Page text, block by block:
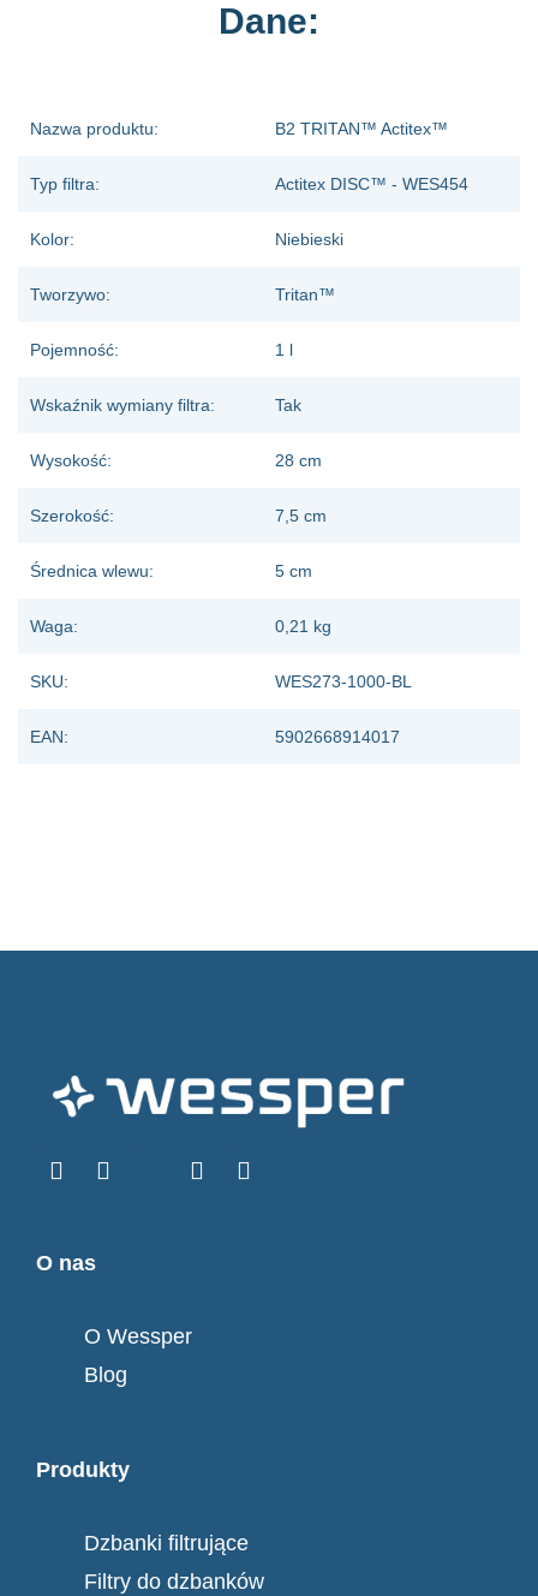
Dane:
Nazwa produktu: B2 TRITAN™ Actitex™
Typ filtra: Actitex DISC™ - WES454
Kolor: Niebieski
Tworzywo: Tritan™
Pojemność: 1 l
Wskaźnik wymiany filtra: Tak
Wysokość: 28 cm
Szerokość: 7,5 cm
Średnica wlewu: 5 cm
Waga: 0,21 kg
SKU: WES273-1000-BL
EAN: 5902668914017
O nas
O Wessper
Blog
Produkty
Dzbanki filtrujące
Filtry do dzbanków